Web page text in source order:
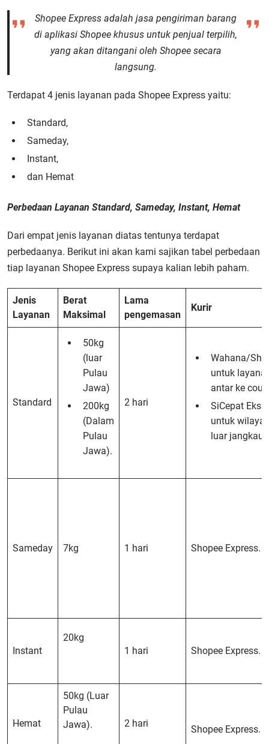
Shopee Express adalah jasa pengiriman barang
di aplikasi Shopee khusus untuk penjual terpilih,
yang akan ditangani oleh Shopee secara
langsung.
Terdapat 4 jenis layanan pada Shopee Express yaitu:
Standard,
Sameday,
Instant,
dan Hemat
Perbedaan Layanan Standard, Sameday, Instant, Hemat
Dari empat jenis layanan diatas tentunya terdapat
perbedaanya. Berikut ini akan kami sajikan tabel perbedaan
tiap layanan Shopee Express supaya kalian lebih paham.
Jenis
Layanan
Berat
Maksimal
Lama
pengemasan
Kurir
Standard
50kg
(luar
Pulau
Jawa)
200kg
(Dalam
Pulau
Jawa).
2 hari
Wahana/
untuk
antar ke
SiCepat
untuk
luar
Sameday 7kg 1 hari Shopee Express.
Instant
20kg
1 hari
Shopee Express.
Hemat
50kg (Luar
Pulau
Jawa).
2 hari
Shopee Express.